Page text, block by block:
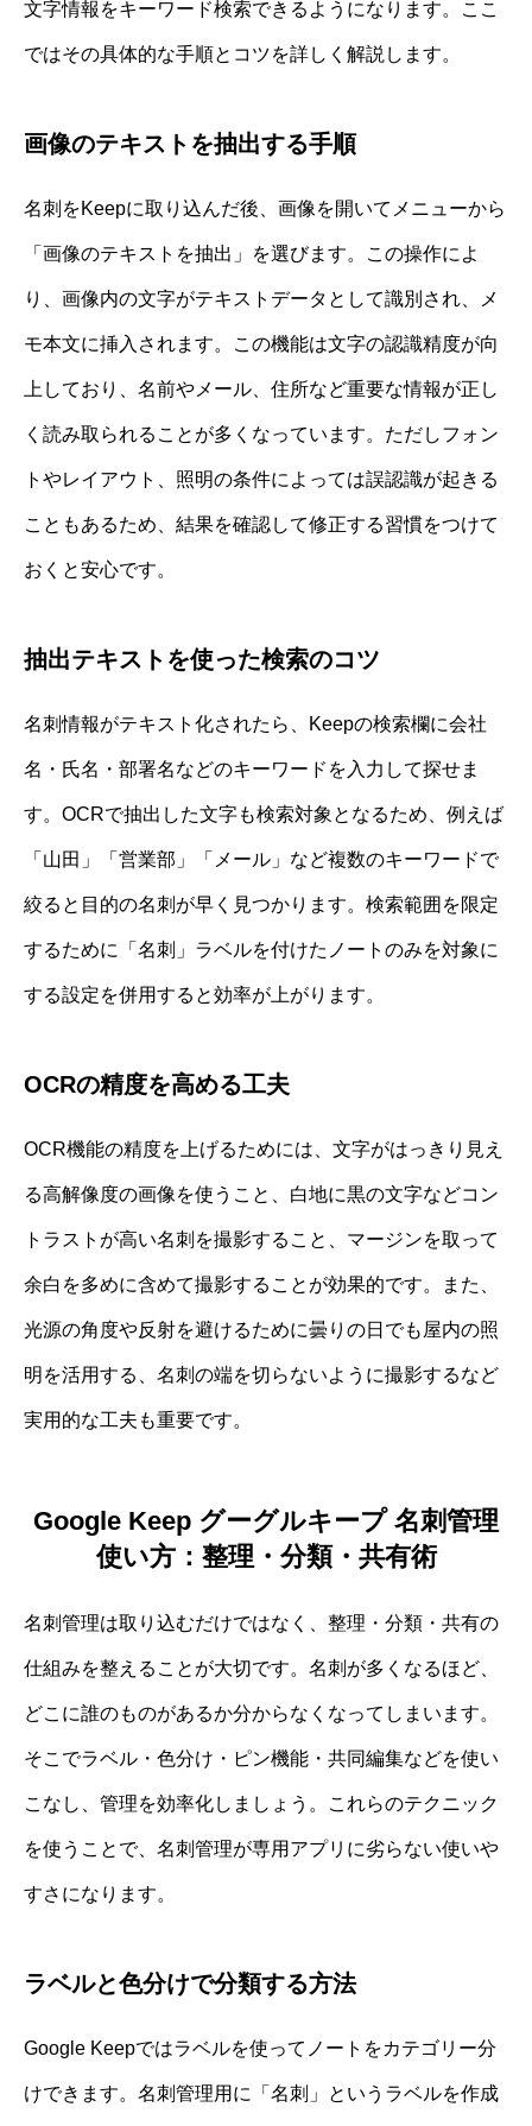
文字情報をキーワード検索できるようになります。ここ
ではその具体的な手順とコツを詳しく解説します。
画像のテキストを抽出する手順
名刺をKeepに取り込んだ後、画像を開いてメニューから
「画像のテキストを抽出」を選びます。この操作によ
り、画像内の文字がテキストデータとして識別され、メ
モ本文に挿入されます。この機能は文字の認識精度が向
上しており、名前やメール、住所など重要な情報が正し
く読み取られることが多くなっています。ただしフォン
トやレイアウト、照明の条件によっては誤認識が起きる
こともあるため、結果を確認して修正する習慣をつけて
おくと安心です。
抽出テキストを使った検索のコツ
名刺情報がテキスト化されたら、Keepの検索欄に会社
名・氏名・部署名などのキーワードを入力して探せま
す。OCRで抽出した文字も検索対象となるため、例えば
「山田」「営業部」「メール」など複数のキーワードで
絞ると目的の名刺が早く見つかります。検索範囲を限定
するために「名刺」ラベルを付けたノートのみを対象に
する設定を併用すると効率が上がります。
OCRの精度を高める工夫
OCR機能の精度を上げるためには、文字がはっきり見え
る高解像度の画像を使うこと、白地に黒の文字などコン
トラストが高い名刺を撮影すること、マージンを取って
余白を多めに含めて撮影することが効果的です。また、
光源の角度や反射を避けるために曇りの日でも屋内の照
明を活用する、名刺の端を切らないように撮影するなど
実用的な工夫も重要です。
Google Keep グーグルキープ 名刺管理
使い方：整理・分類・共有術
名刺管理は取り込むだけではなく、整理・分類・共有の
仕組みを整えることが大切です。名刺が多くなるほど、
どこに誰のものがあるか分からなくなってしまいます。
そこでラベル・色分け・ピン機能・共同編集などを使い
こなし、管理を効率化しましょう。これらのテクニック
を使うことで、名刺管理が専用アプリに劣らない使いや
すさになります。
ラベルと色分けで分類する方法
Google Keepではラベルを使ってノートをカテゴリー分
けできます。名刺管理用に「名刺」というラベルを作成